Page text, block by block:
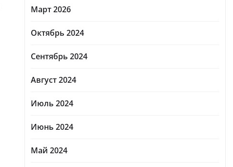
Март 2026
Октябрь 2024
Сентябрь 2024
Август 2024
Июль 2024
Июнь 2024
Май 2024